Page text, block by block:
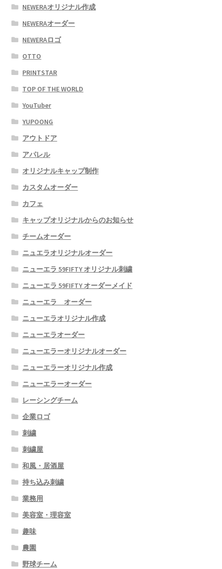
NEWERAオリジナル作成
NEWERAオーダー
NEWERAロゴ
OTTO
PRINTSTAR
TOP OF THE WORLD
YouTuber
YUPOONG
アウトドア
アパレル
オリジナルキャップ制作
カスタムオーダー
カフェ
キャップオリジナルからのお知らせ
チームオーダー
ニュエラオリジナルオーダー
ニューエラ 59FIFTY オリジナル刺繍
ニューエラ 59FIFTY オーダーメイド
ニューエラ オーダー
ニューエラオリジナル作成
ニューエラオーダー
ニューエラーオリジナルオーダー
ニューエラーオリジナル作成
ニューエラーオーダー
レーシングチーム
企業ロゴ
刺繍
刺繍屋
和風・居酒屋
持ち込み刺繍
業務用
美容室・理容室
趣味
農園
野球チーム